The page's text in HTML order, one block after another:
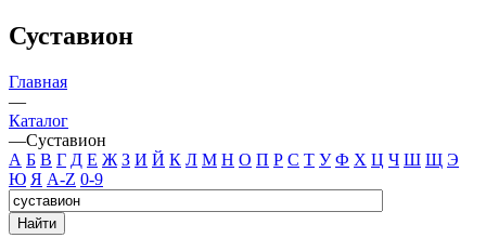
Суставион
Главная
—
Каталог
—Суставион
А Б В Г Д Е Ж З И Й К Л М Н О П Р С Т У Ф Х Ц Ч Ш Щ Э
Ю Я A-Z 0-9
Найти